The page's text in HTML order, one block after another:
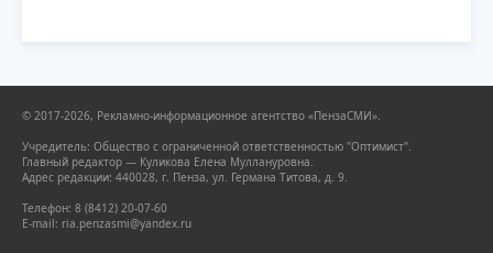
© 2017-2026, Рекламно-информационное агентство «ПензаСМИ».
Учредитель: Общество с ограниченной ответственностью "Оптимист".
Главный редактор — Куликова Елена Муллануровна.
Адрес редакции: 440028, г. Пенза, ул. Германа Титова, д. 9.
Телефон: 8 (8412) 20-07-60
E-mail: ria.penzasmi@yandex.ru